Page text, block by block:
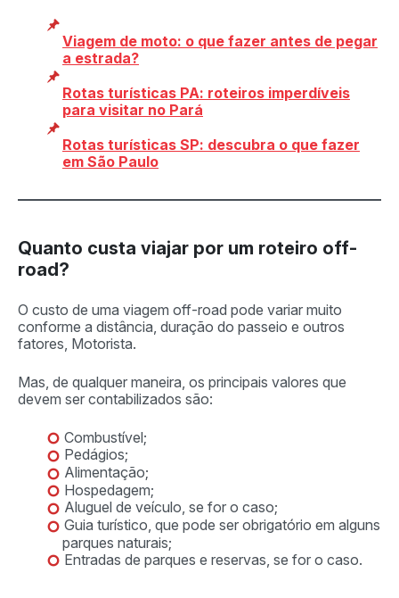
Viagem de moto: o que fazer antes de pegar
a estrada?
Rotas turísticas PA: roteiros imperdíveis
para visitar no Pará
Rotas turísticas SP: descubra o que fazer
em São Paulo
Quanto custa viajar por um roteiro off-
road?
O custo de uma viagem off-road pode variar muito
conforme a distância, duração do passeio e outros
fatores, Motorista.
Mas, de qualquer maneira, os principais valores que
devem ser contabilizados são:
Combustível;
Pedágios;
Alimentação;
Hospedagem;
Aluguel de veículo, se for o caso;
Guia turístico, que pode ser obrigatório em alguns
parques naturais;
Entradas de parques e reservas, se for o caso.